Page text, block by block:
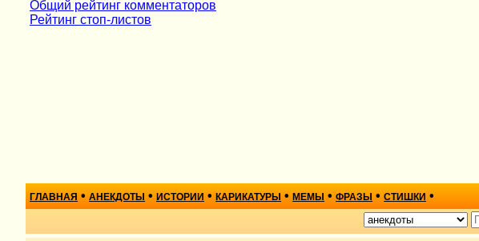
Общий рейтинг комментаторов
Рейтинг стоп-листов
ГЛАВНАЯ • АНЕКДОТЫ • ИСТОРИИ • КАРИКАТУРЫ • МЕМЫ • ФРАЗЫ • СТИШКИ •